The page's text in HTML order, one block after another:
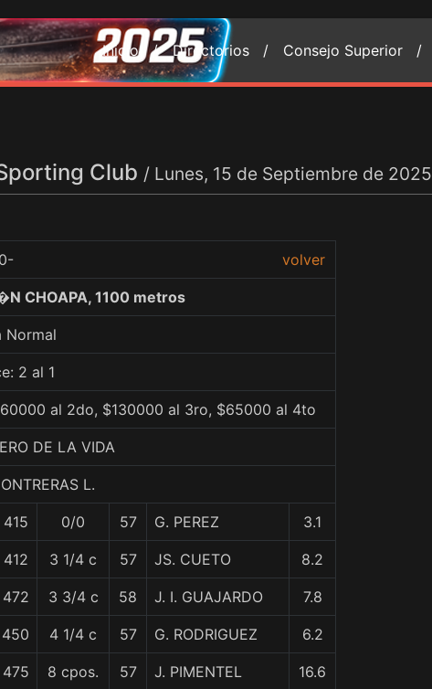
Inicio / Directorios / Consejo Superior /
Club / Lunes, 15 de Septiembre de 2025
volver
CHOAPA, 1100 metros
Normal
2 al 1
al 2do, $130000 al 3ro, $65000 al 4to
DE LA VIDA
L.
415 0/0 57 G. PEREZ 3.1
412 3 1/4 c 57 JS. CUETO 8.2
472 3 3/4 c 58 J. I. GUAJARDO 7.8
450 4 1/4 c 57 G. RODRIGUEZ 6.2
475 8 cpos. 57 J. PIMENTEL 16.6